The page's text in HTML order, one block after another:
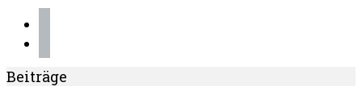
Beiträge